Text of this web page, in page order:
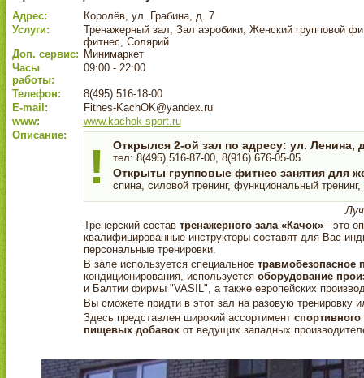
Адрес:
Королёв, ул. Грабина, д. 7
Услуги:
Тренажерный зал, Зал аэробики, Женский групповой
фитнес, Солярий
Доп. сервис: Минимаркет
Часы
работы:
09:00 - 22:00
Телефон:
8(495) 516-18-00
E-mail:
Fitnes-KachOK@yandex.ru
www:
www.kachok-sport.ru
Описание:
! Открылся 2-ой зал по адресу: ул. Ленина,
тел: 8(495) 516-87-00, 8(916) 676-05-05
Открыты групповые фитнес занятия для
спина, силовой тренинг, функциональный
Тренерский состав тренажерного зала «Качок»- это
квалифицированные инструкторы составят для Вас
персональные тренировки.
В зале используется специальное травмобезопасное
кондиционирования, используется оборудование
и Балтии фирмы "VASIL", а также европейских
Вы сможете придти в этот зал на разовую тренировку
Здесь представлен широкий ассортимент
пищевых добавокот ведущих западных